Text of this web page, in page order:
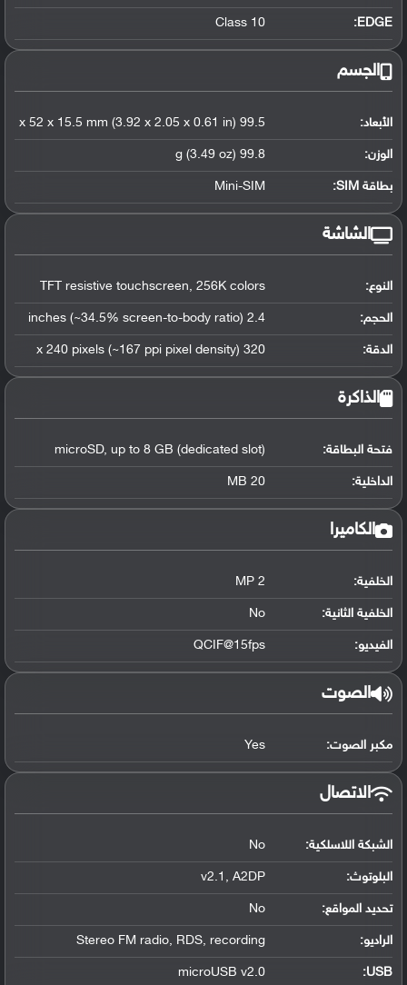
EDGE:
Class 10
الجسم
الأبعاد: 99.5 x 52 x 15.5 mm (3.92 x 2.05 x 0.61 in)
الوزن: 99.8 g (3.49 oz)
بطاقة SIM: Mini-SIM
الشاشة
النوع: TFT resistive touchscreen, 256K colors
الحجم: 2.4 inches (~34.5% screen-to-body ratio)
الدقة: 320 x 240 pixels (~167 ppi pixel density)
الذاكرة
فتحة البطاقة: microSD, up to 8 GB (dedicated slot)
الداخلية: 20 MB
الكاميرا
الخلفية: 2 MP
الخلفية الثانية: No
الفيديو: QCIF@15fps
الصوت
مكبر الصوت: Yes
الاتصال
الشبكة اللاسلكية: No
البلوتوث:
v2.1, A2DP
تحديد المواقع:
No
الراديو: Stereo FM radio, RDS, recording
USB
:
microUSB v2.0